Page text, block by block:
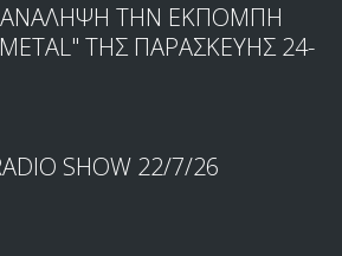
ΤΗΝ ΕΚΠΟΜΠΗ
METAL" ΤΗΣ ΠΑΡΑΣΚΕΥΗΣ 24-
SHOW 22/7/26